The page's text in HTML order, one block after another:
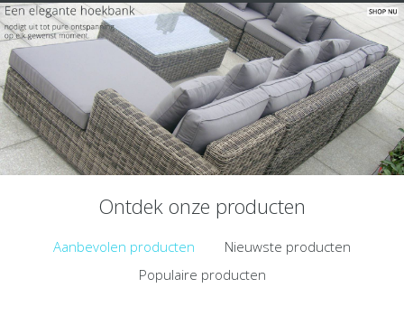
Ontdek onze producten
Aanbevolen producten
Nieuwste producten
Populaire producten